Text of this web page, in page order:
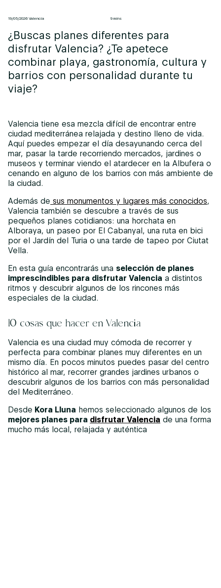
19/05/2026 Valencia 9 mins
¿Buscas planes diferentes para
disfrutar Valencia? ¿Te apetece
combinar playa, gastronomía, cultura y
barrios con personalidad durante tu
viaje?
Valencia tiene esa mezcla difícil de encontrar entre
ciudad mediterránea relajada y destino lleno de vida.
Aquí puedes empezar el día desayunando cerca del
mar, pasar la tarde recorriendo mercados, jardines o
museos y terminar viendo el atardecer en la Albufera o
cenando en alguno de los barrios con más ambiente de
la ciudad.
Además de sus monumentos y lugares más conocidos,
Valencia también se descubre a través de sus
pequeños planes cotidianos: una horchata en
Alboraya, un paseo por El Cabanyal, una ruta en bici
por el Jardín del Turia o una tarde de tapeo por Ciutat
Vella.
En esta guía encontrarás una selección de planes
imprescindibles para disfrutar Valencia a distintos
ritmos y descubrir algunos de los rincones más
especiales de la ciudad.
10 cosas que hacer en Valencia
Valencia es una ciudad muy cómoda de recorrer y
perfecta para combinar planes muy diferentes en un
mismo día. En pocos minutos puedes pasar del centro
histórico al mar, recorrer grandes jardines urbanos o
descubrir algunos de los barrios con más personalidad
del Mediterráneo.
Desde Kora Lluna hemos seleccionado algunos de los
mejores planes para disfrutar Valencia de una forma
mucho más local, relajada y auténtica